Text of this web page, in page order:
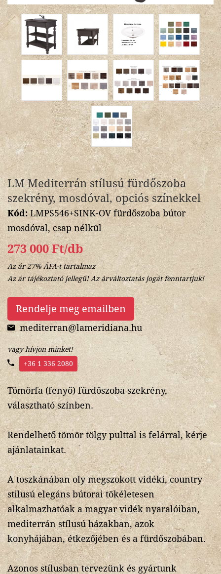
LM Mediterrán stílusú fürdőszoba
szekrény, mosdóval, opciós színekkel
Kód:LMPS546+SINK-OV fürdőszoba bútor
mosdóval, csap nélkül
273 000 Ft/db
Az ár 27% ÁFA-t tartalmaz
Az ár tájékoztató jellegű! Az árváltoztatás jogát fenntartjuk!
Rendelje meg emailben
mediterran@lameridiana.hu
vagy hívjon minket!
+36 1 336 2080
Tömörfa (fenyő) fürdőszoba szekrény,
választható színben.
Rendelhető tömör tölgy pulttal is felárral, kérje
ajánlatainkat.
A toszkánában oly megszokott vidéki, country
stilusú elegáns bútorai tökéletesen
alkalmazhatóak a magyar vidék nyaralóiban,
mediterrán stílusú házakban, azok
konyhájában, étkezőjében és a fürdőszobában.
Azonos stílusban tervezünk és gyártunk